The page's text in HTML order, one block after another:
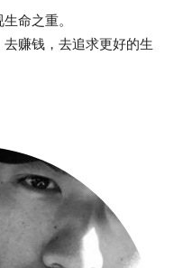
命之重。
赚钱，去追求更好的生